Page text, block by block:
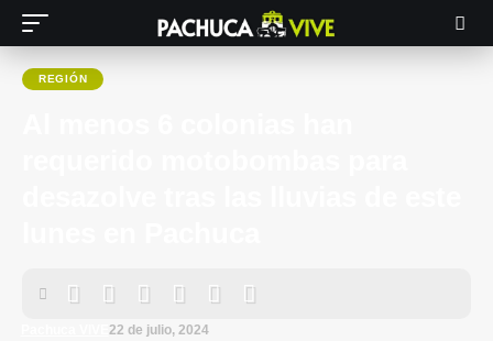
REGIÓN
22 de julio, 2024